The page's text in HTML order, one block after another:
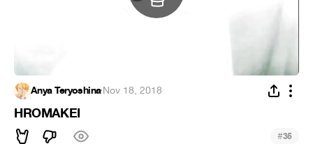
Anya Teryoshina·Nov 18, 2018
HROMAKEI
#35